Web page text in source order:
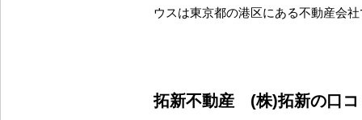
ウスは東京都の港区にある不動産会
拓新不動産 (株)拓新の口コ